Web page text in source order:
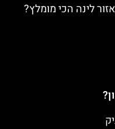
לינה הכי מומלץ?